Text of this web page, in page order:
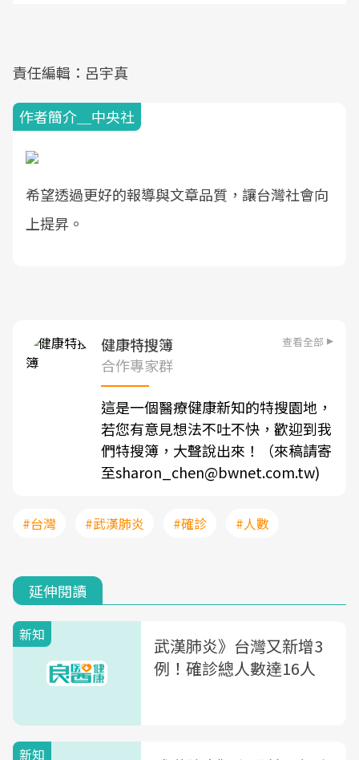
責任編輯：呂宇真
作者簡介＿中央社
希望透過更好的報導與文章品質，讓台灣社會向
上提昇。
健康特搜簿 查看全部
合作專家群
這是一個醫療健康新知的特搜園地，
若您有意見想法不吐不快，歡迎到我
們特搜簿，大聲說出來！（來稿請寄
至sharon_chen@bwnet.com.tw)
#台灣 #武漢肺炎 #確診 #人數
延伸閱讀
新知
武漢肺炎》台灣又新增3
例！確診總人數達16人
新知